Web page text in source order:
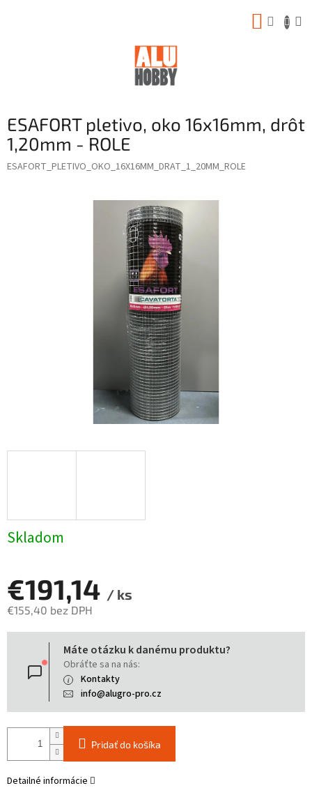
ESAFORT pletivo, oko 16x16mm, drôt
1,20mm - ROLE
ESAFORT_PLETIVO_OKO_16X16MM_DRAT_1_20MM_ROLE
Skladom
€191,14 / ks
€155,40 bez DPH
Jednotková
Máte otázku k danému produktu?
Obráťte sa na nás:
Kontakty
info@alugro-pro.cz
Pridať do košíka
Detailné informácie